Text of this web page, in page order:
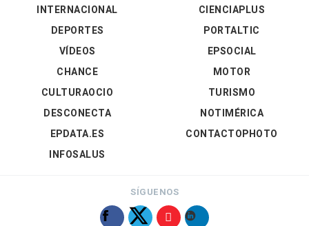
INTERNACIONAL
DEPORTES
VÍDEOS
CIENCIAPLUS
PORTALTIC
EPSOCIAL
CHANCE
CULTURAOCIO
DESCONECTA
EPDATA.ES
INFOSALUS
MOTOR
TURISMO
NOTIMÉRICA
CONTACTOPHOTO
SÍGUENOS